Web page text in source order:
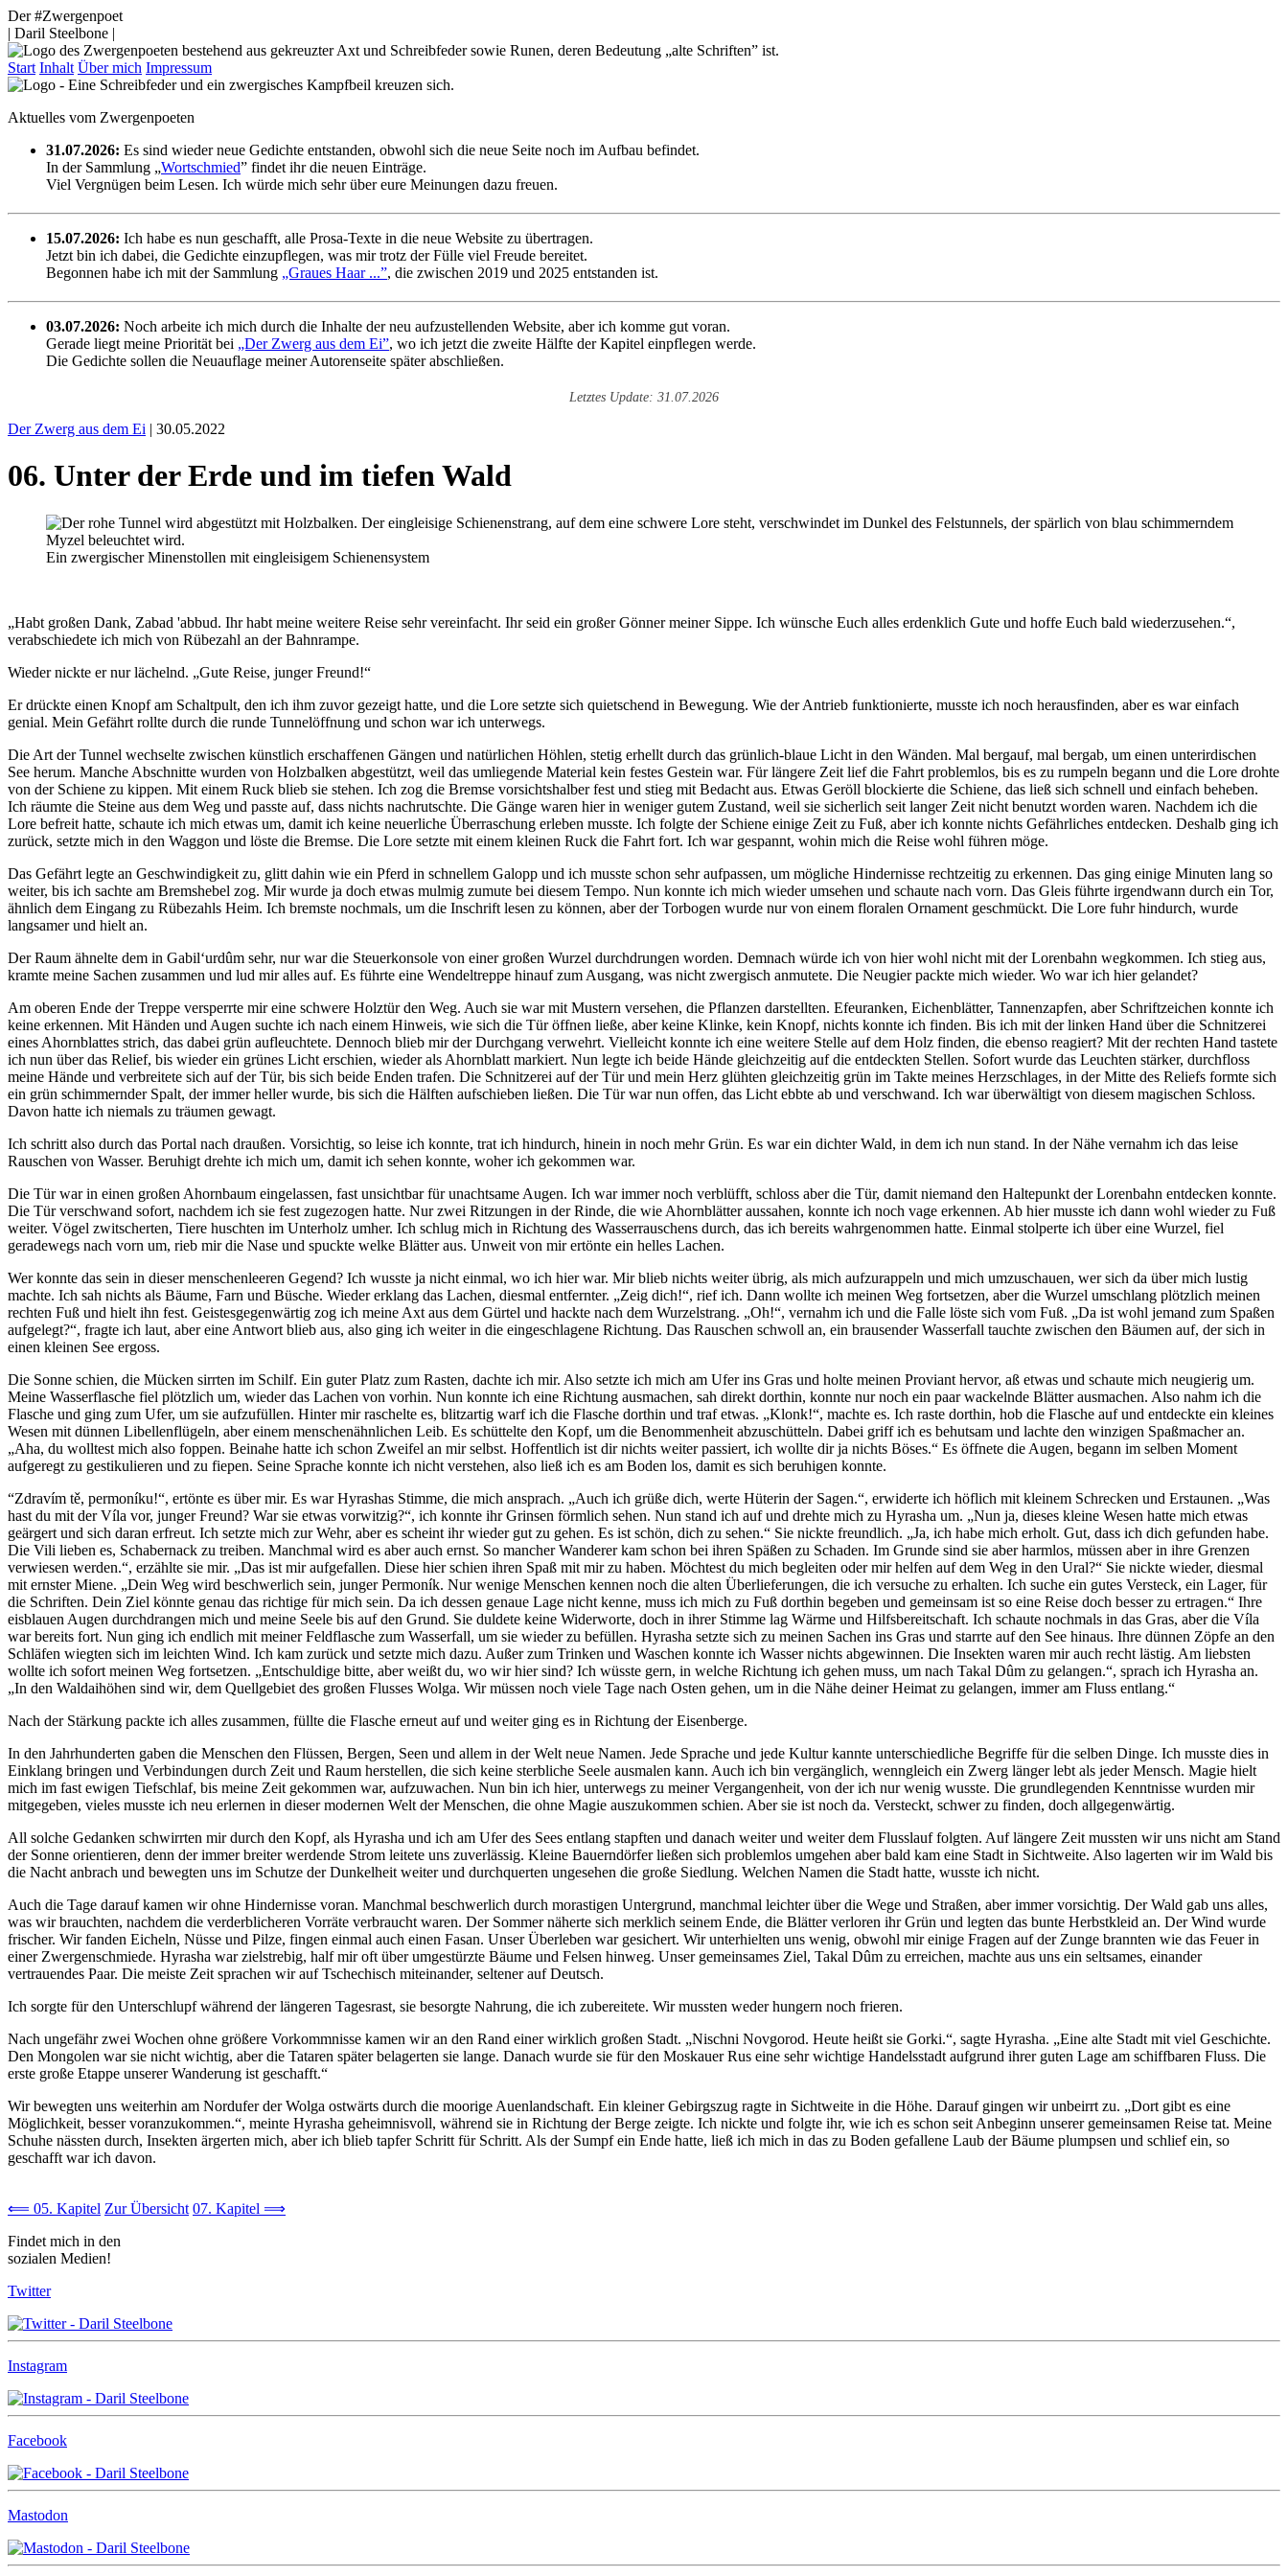
Der #Zwergenpoet
| Daril Steelbone |
Start Inhalt Über mich Impressum
Aktuelles vom Zwergenpoeten
31.07.2026: Es sind wieder neue Gedichte entstanden, obwohl sich die neue Seite noch im Aufbau befindet.
In der Sammlung „Wortschmied” findet ihr die neuen Einträge.
Viel Vergnügen beim Lesen. Ich würde mich sehr über eure Meinungen dazu freuen.
15.07.2026: Ich habe es nun geschafft, alle Prosa-Texte in die neue Website zu übertragen.
Jetzt bin ich dabei, die Gedichte einzupflegen, was mir trotz der Fülle viel Freude bereitet.
Begonnen habe ich mit der Sammlung „Graues Haar ...”, die zwischen 2019 und 2025 entstanden ist.
03.07.2026: Noch arbeite ich mich durch die Inhalte der neu aufzustellenden Website, aber ich komme gut voran.
Gerade liegt meine Priorität bei „Der Zwerg aus dem Ei”, wo ich jetzt die zweite Hälfte der Kapitel einpflegen werde.
Die Gedichte sollen die Neuauflage meiner Autorenseite später abschließen.
Letztes Update: 31.07.2026
Der Zwerg aus dem Ei | 30.05.2022
06. Unter der Erde und im tiefen Wald
Ein zwergischer Minenstollen mit eingleisigem Schienensystem
„Habt großen Dank, Zabad 'abbud. Ihr habt meine weitere Reise sehr vereinfacht. Ihr seid ein großer Gönner meiner Sippe. Ich wünsche Euch alles erdenklich Gute und hoffe Euch bald wiederzusehen.“,
verabschiedete ich mich von Rübezahl an der Bahnrampe.
Wieder nickte er nur lächelnd. „Gute Reise, junger Freund!“
Er drückte einen Knopf am Schaltpult, den ich ihm zuvor gezeigt hatte, und die Lore setzte sich quietschend in Bewegung. Wie der Antrieb funktionierte, musste ich noch herausfinden, aber es war einfach
genial. Mein Gefährt rollte durch die runde Tunnelöffnung und schon war ich unterwegs.
Die Art der Tunnel wechselte zwischen künstlich erschaffenen Gängen und natürlichen Höhlen, stetig erhellt durch das grünlich-blaue Licht in den Wänden. Mal bergauf, mal bergab, um einen unterirdischen
See herum. Manche Abschnitte wurden von Holzbalken abgestützt, weil das umliegende Material kein festes Gestein war. Für längere Zeit lief die Fahrt problemlos, bis es zu rumpeln begann und die Lore drohte
von der Schiene zu kippen. Mit einem Ruck blieb sie stehen. Ich zog die Bremse vorsichtshalber fest und stieg mit Bedacht aus. Etwas Geröll blockierte die Schiene, das ließ sich schnell und einfach beheben.
Ich räumte die Steine aus dem Weg und passte auf, dass nichts nachrutschte. Die Gänge waren hier in weniger gutem Zustand, weil sie sicherlich seit langer Zeit nicht benutzt worden waren. Nachdem ich die
Lore befreit hatte, schaute ich mich etwas um, damit ich keine neuerliche Überraschung erleben musste. Ich folgte der Schiene einige Zeit zu Fuß, aber ich konnte nichts Gefährliches entdecken. Deshalb ging ich
zurück, setzte mich in den Waggon und löste die Bremse. Die Lore setzte mit einem kleinen Ruck die Fahrt fort. Ich war gespannt, wohin mich die Reise wohl führen möge.
Das Gefährt legte an Geschwindigkeit zu, glitt dahin wie ein Pferd in schnellem Galopp und ich musste schon sehr aufpassen, um mögliche Hindernisse rechtzeitig zu erkennen. Das ging einige Minuten lang so
weiter, bis ich sachte am Bremshebel zog. Mir wurde ja doch etwas mulmig zumute bei diesem Tempo. Nun konnte ich mich wieder umsehen und schaute nach vorn. Das Gleis führte irgendwann durch ein Tor,
ähnlich dem Eingang zu Rübezahls Heim. Ich bremste nochmals, um die Inschrift lesen zu können, aber der Torbogen wurde nur von einem floralen Ornament geschmückt. Die Lore fuhr hindurch, wurde
langsamer und hielt an.
Der Raum ähnelte dem in Gabil‘urdûm sehr, nur war die Steuerkonsole von einer großen Wurzel durchdrungen worden. Demnach würde ich von hier wohl nicht mit der Lorenbahn wegkommen. Ich stieg aus,
kramte meine Sachen zusammen und lud mir alles auf. Es führte eine Wendeltreppe hinauf zum Ausgang, was nicht zwergisch anmutete. Die Neugier packte mich wieder. Wo war ich hier gelandet?
Am oberen Ende der Treppe versperrte mir eine schwere Holztür den Weg. Auch sie war mit Mustern versehen, die Pflanzen darstellten. Efeuranken, Eichenblätter, Tannenzapfen, aber Schriftzeichen konnte ich
keine erkennen. Mit Händen und Augen suchte ich nach einem Hinweis, wie sich die Tür öffnen ließe, aber keine Klinke, kein Knopf, nichts konnte ich finden. Bis ich mit der linken Hand über die Schnitzerei
eines Ahornblattes strich, das dabei grün aufleuchtete. Dennoch blieb mir der Durchgang verwehrt. Vielleicht konnte ich eine weitere Stelle auf dem Holz finden, die ebenso reagiert? Mit der rechten Hand tastete
ich nun über das Relief, bis wieder ein grünes Licht erschien, wieder als Ahornblatt markiert. Nun legte ich beide Hände gleichzeitig auf die entdeckten Stellen. Sofort wurde das Leuchten stärker, durchfloss
meine Hände und verbreitete sich auf der Tür, bis sich beide Enden trafen. Die Schnitzerei auf der Tür und mein Herz glühten gleichzeitig grün im Takte meines Herzschlages, in der Mitte des Reliefs formte sich
ein grün schimmernder Spalt, der immer heller wurde, bis sich die Hälften aufschieben ließen. Die Tür war nun offen, das Licht ebbte ab und verschwand. Ich war überwältigt von diesem magischen Schloss.
Davon hatte ich niemals zu träumen gewagt.
Ich schritt also durch das Portal nach draußen. Vorsichtig, so leise ich konnte, trat ich hindurch, hinein in noch mehr Grün. Es war ein dichter Wald, in dem ich nun stand. In der Nähe vernahm ich das leise
Rauschen von Wasser. Beruhigt drehte ich mich um, damit ich sehen konnte, woher ich gekommen war.
Die Tür war in einen großen Ahornbaum eingelassen, fast unsichtbar für unachtsame Augen. Ich war immer noch verblüfft, schloss aber die Tür, damit niemand den Haltepunkt der Lorenbahn entdecken konnte.
Die Tür verschwand sofort, nachdem ich sie fest zugezogen hatte. Nur zwei Ritzungen in der Rinde, die wie Ahornblätter aussahen, konnte ich noch vage erkennen. Ab hier musste ich dann wohl wieder zu Fuß
weiter. Vögel zwitscherten, Tiere huschten im Unterholz umher. Ich schlug mich in Richtung des Wasserrauschens durch, das ich bereits wahrgenommen hatte. Einmal stolperte ich über eine Wurzel, fiel
geradewegs nach vorn um, rieb mir die Nase und spuckte welke Blätter aus. Unweit von mir ertönte ein helles Lachen.
Wer konnte das sein in dieser menschenleeren Gegend? Ich wusste ja nicht einmal, wo ich hier war. Mir blieb nichts weiter übrig, als mich aufzurappeln und mich umzuschauen, wer sich da über mich lustig
machte. Ich sah nichts als Bäume, Farn und Büsche. Wieder erklang das Lachen, diesmal entfernter. „Zeig dich!“, rief ich. Dann wollte ich meinen Weg fortsetzen, aber die Wurzel umschlang plötzlich meinen
rechten Fuß und hielt ihn fest. Geistesgegenwärtig zog ich meine Axt aus dem Gürtel und hackte nach dem Wurzelstrang. „Oh!“, vernahm ich und die Falle löste sich vom Fuß. „Da ist wohl jemand zum Spaßen
aufgelegt?“, fragte ich laut, aber eine Antwort blieb aus, also ging ich weiter in die eingeschlagene Richtung. Das Rauschen schwoll an, ein brausender Wasserfall tauchte zwischen den Bäumen auf, der sich in
einen kleinen See ergoss.
Die Sonne schien, die Mücken sirrten im Schilf. Ein guter Platz zum Rasten, dachte ich mir. Also setzte ich mich am Ufer ins Gras und holte meinen Proviant hervor, aß etwas und schaute mich neugierig um.
Meine Wasserflasche fiel plötzlich um, wieder das Lachen von vorhin. Nun konnte ich eine Richtung ausmachen, sah direkt dorthin, konnte nur noch ein paar wackelnde Blätter ausmachen. Also nahm ich die
Flasche und ging zum Ufer, um sie aufzufüllen. Hinter mir raschelte es, blitzartig warf ich die Flasche dorthin und traf etwas. „Klonk!“, machte es. Ich raste dorthin, hob die Flasche auf und entdeckte ein kleines
Wesen mit dünnen Libellenflügeln, aber einem menschenähnlichen Leib. Es schüttelte den Kopf, um die Benommenheit abzuschütteln. Dabei griff ich es behutsam und lachte den winzigen Spaßmacher an.
„Aha, du wolltest mich also foppen. Beinahe hatte ich schon Zweifel an mir selbst. Hoffentlich ist dir nichts weiter passiert, ich wollte dir ja nichts Böses.“ Es öffnete die Augen, begann im selben Moment
aufgeregt zu gestikulieren und zu fiepen. Seine Sprache konnte ich nicht verstehen, also ließ ich es am Boden los, damit es sich beruhigen konnte.
“Zdravím tě, permoníku!“, ertönte es über mir. Es war Hyrashas Stimme, die mich ansprach. „Auch ich grüße dich, werte Hüterin der Sagen.“, erwiderte ich höflich mit kleinem Schrecken und Erstaunen. „Was
hast du mit der Víla vor, junger Freund? War sie etwas vorwitzig?“, ich konnte ihr Grinsen förmlich sehen. Nun stand ich auf und drehte mich zu Hyrasha um. „Nun ja, dieses kleine Wesen hatte mich etwas
geärgert und sich daran erfreut. Ich setzte mich zur Wehr, aber es scheint ihr wieder gut zu gehen. Es ist schön, dich zu sehen.“ Sie nickte freundlich. „Ja, ich habe mich erholt. Gut, dass ich dich gefunden habe.
Die Vili lieben es, Schabernack zu treiben. Manchmal wird es aber auch ernst. So mancher Wanderer kam schon bei ihren Späßen zu Schaden. Im Grunde sind sie aber harmlos, müssen aber in ihre Grenzen
verwiesen werden.“, erzählte sie mir. „Das ist mir aufgefallen. Diese hier schien ihren Spaß mit mir zu haben. Möchtest du mich begleiten oder mir helfen auf dem Weg in den Ural?“ Sie nickte wieder, diesmal
mit ernster Miene. „Dein Weg wird beschwerlich sein, junger Permoník. Nur wenige Menschen kennen noch die alten Überlieferungen, die ich versuche zu erhalten. Ich suche ein gutes Versteck, ein Lager, für
die Schriften. Dein Ziel könnte genau das richtige für mich sein. Da ich dessen genaue Lage nicht kenne, muss ich mich zu Fuß dorthin begeben und gemeinsam ist so eine Reise doch besser zu ertragen.“ Ihre
eisblauen Augen durchdrangen mich und meine Seele bis auf den Grund. Sie duldete keine Widerworte, doch in ihrer Stimme lag Wärme und Hilfsbereitschaft. Ich schaute nochmals in das Gras, aber die Víla
war bereits fort. Nun ging ich endlich mit meiner Feldflasche zum Wasserfall, um sie wieder zu befüllen. Hyrasha setzte sich zu meinen Sachen ins Gras und starrte auf den See hinaus. Ihre dünnen Zöpfe an den
Schläfen wiegten sich im leichten Wind. Ich kam zurück und setzte mich dazu. Außer zum Trinken und Waschen konnte ich Wasser nichts abgewinnen. Die Insekten waren mir auch recht lästig. Am liebsten
wollte ich sofort meinen Weg fortsetzen. „Entschuldige bitte, aber weißt du, wo wir hier sind? Ich wüsste gern, in welche Richtung ich gehen muss, um nach Takal Dûm zu gelangen.“, sprach ich Hyrasha an.
„In den Waldaihöhen sind wir, dem Quellgebiet des großen Flusses Wolga. Wir müssen noch viele Tage nach Osten gehen, um in die Nähe deiner Heimat zu gelangen, immer am Fluss entlang.“
Nach der Stärkung packte ich alles zusammen, füllte die Flasche erneut auf und weiter ging es in Richtung der Eisenberge.
In den Jahrhunderten gaben die Menschen den Flüssen, Bergen, Seen und allem in der Welt neue Namen. Jede Sprache und jede Kultur kannte unterschiedliche Begriffe für die selben Dinge. Ich musste dies in
Einklang bringen und Verbindungen durch Zeit und Raum herstellen, die sich keine sterbliche Seele ausmalen kann. Auch ich bin vergänglich, wenngleich ein Zwerg länger lebt als jeder Mensch. Magie hielt
mich im fast ewigen Tiefschlaf, bis meine Zeit gekommen war, aufzuwachen. Nun bin ich hier, unterwegs zu meiner Vergangenheit, von der ich nur wenig wusste. Die grundlegenden Kenntnisse wurden mir
mitgegeben, vieles musste ich neu erlernen in dieser modernen Welt der Menschen, die ohne Magie auszukommen schien. Aber sie ist noch da. Versteckt, schwer zu finden, doch allgegenwärtig.
All solche Gedanken schwirrten mir durch den Kopf, als Hyrasha und ich am Ufer des Sees entlang stapften und danach weiter und weiter dem Flusslauf folgten. Auf längere Zeit mussten wir uns nicht am Stand
der Sonne orientieren, denn der immer breiter werdende Strom leitete uns zuverlässig. Kleine Bauerndörfer ließen sich problemlos umgehen aber bald kam eine Stadt in Sichtweite. Also lagerten wir im Wald bis
die Nacht anbrach und bewegten uns im Schutze der Dunkelheit weiter und durchquerten ungesehen die große Siedlung. Welchen Namen die Stadt hatte, wusste ich nicht.
Auch die Tage darauf kamen wir ohne Hindernisse voran. Manchmal beschwerlich durch morastigen Untergrund, manchmal leichter über die Wege und Straßen, aber immer vorsichtig. Der Wald gab uns alles,
was wir brauchten, nachdem die verderblicheren Vorräte verbraucht waren. Der Sommer näherte sich merklich seinem Ende, die Blätter verloren ihr Grün und legten das bunte Herbstkleid an. Der Wind wurde
frischer. Wir fanden Eicheln, Nüsse und Pilze, fingen einmal auch einen Fasan. Unser Überleben war gesichert. Wir unterhielten uns wenig, obwohl mir einige Fragen auf der Zunge brannten wie das Feuer in
einer Zwergenschmiede. Hyrasha war zielstrebig, half mir oft über umgestürzte Bäume und Felsen hinweg. Unser gemeinsames Ziel, Takal Dûm zu erreichen, machte aus uns ein seltsames, einander
vertrauendes Paar. Die meiste Zeit sprachen wir auf Tschechisch miteinander, seltener auf Deutsch.
Ich sorgte für den Unterschlupf während der längeren Tagesrast, sie besorgte Nahrung, die ich zubereitete. Wir mussten weder hungern noch frieren.
Nach ungefähr zwei Wochen ohne größere Vorkommnisse kamen wir an den Rand einer wirklich großen Stadt. „Nischni Novgorod. Heute heißt sie Gorki.“, sagte Hyrasha. „Eine alte Stadt mit viel Geschichte.
Den Mongolen war sie nicht wichtig, aber die Tataren später belagerten sie lange. Danach wurde sie für den Moskauer Rus eine sehr wichtige Handelsstadt aufgrund ihrer guten Lage am schiffbaren Fluss. Die
erste große Etappe unserer Wanderung ist geschafft.“
Wir bewegten uns weiterhin am Nordufer der Wolga ostwärts durch die moorige Auenlandschaft. Ein kleiner Gebirgszug ragte in Sichtweite in die Höhe. Darauf gingen wir unbeirrt zu. „Dort gibt es eine
Möglichkeit, besser voranzukommen.“, meinte Hyrasha geheimnisvoll, während sie in Richtung der Berge zeigte. Ich nickte und folgte ihr, wie ich es schon seit Anbeginn unserer gemeinsamen Reise tat. Meine
Schuhe nässten durch, Insekten ärgerten mich, aber ich blieb tapfer Schritt für Schritt. Als der Sumpf ein Ende hatte, ließ ich mich in das zu Boden gefallene Laub der Bäume plumpsen und schlief ein, so
geschafft war ich davon.
⟸ 05. Kapitel Zur Übersicht 07. Kapitel ⟹
Findet mich in den
sozialen Medien!
Twitter
Instagram
Facebook
Mastodon